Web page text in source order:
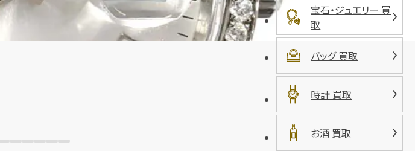
宝石・ジュエリー 買
取
バッグ 買取
時計 買取
お酒 買取